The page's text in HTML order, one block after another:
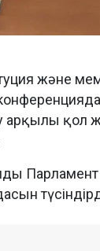
және
қол